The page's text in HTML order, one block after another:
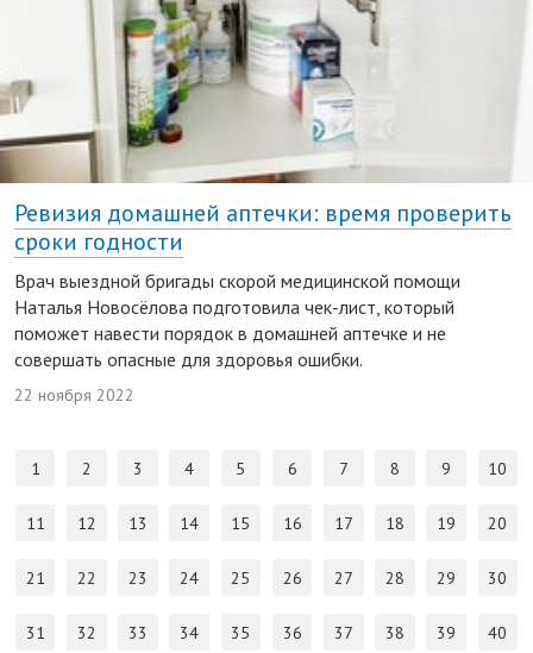
Ревизия домашней аптечки: время проверить
сроки годности
Врач выездной бригады скорой медицинской помощи
Наталья Новосёлова подготовила чек-лист, который
поможет навести порядок в домашней аптечке и не
совершать опасные для здоровья ошибки.
22 ноября 2022
1 2 3 4 5 6 7 8 9 10
11 12 13 14 15 16 17 18 19 20
21 22 23 24 25 26 27 28 29 30
31 32 33 34 35 36 37 38 39 40